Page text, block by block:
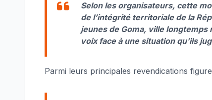
Selon les organisateurs, cette
de l’intégrité territoriale de la
jeunes de Goma, ville
voix face à une situation qu’ils
Parmi leurs principales revendications